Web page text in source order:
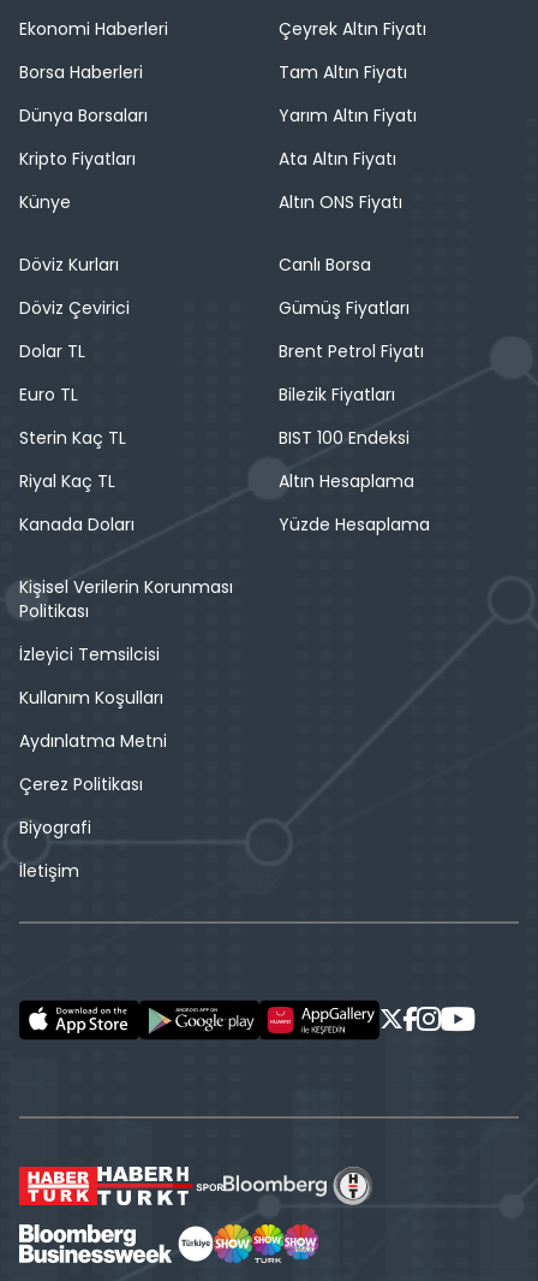
Ekonomi Haberleri
Borsa Haberleri
Dünya Borsaları
Kripto Fiyatları
Künye
Çeyrek Altın Fiyatı
Tam Altın Fiyatı
Yarım Altın Fiyatı
Ata Altın Fiyatı
Altın ONS Fiyatı
Döviz Kurları
Döviz Çevirici
Dolar TL
Euro TL
Sterin Kaç TL
Riyal Kaç TL
Kanada Doları
Canlı Borsa
Gümüş Fiyatları
Brent Petrol Fiyatı
Bilezik Fiyatları
BIST 100 Endeksi
Altın Hesaplama
Yüzde Hesaplama
Kişisel Verilerin Korunması
Politikası
İzleyici Temsilcisi
Kullanım Koşulları
Aydınlatma Metni
Çerez Politikası
Biyografi
İletişim